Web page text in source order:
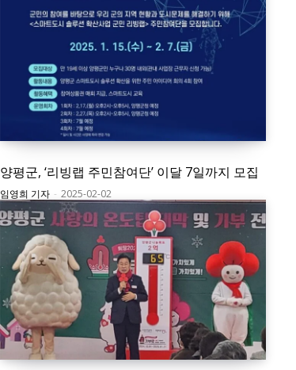
양평군, ‘리빙랩 주민참여단’ 이달 7일까지 모집
임영희 기자 - 2025-02-02